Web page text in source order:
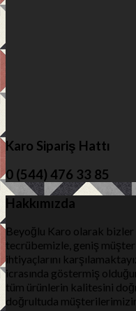
Karo Sipariş Hattı
0 (544) 476 33 85
Hakkımızda
Beyoğlu Karo olarak
tecrübemizle, geniş
ihtiyaçlarını
icrasında göstermiş
tüm ürünlerin kalitesini
doğrultuda